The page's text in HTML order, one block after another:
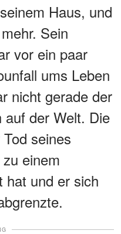
Haus, und
Sein
vor ein paar
ums Leben
nicht gerade der
auf der Welt. Die
seines
einem
hat und er sich